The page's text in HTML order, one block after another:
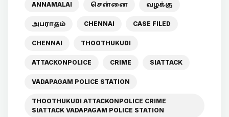
ANNAMALAI சென்னை வழக்கு
அபராதம் CHENNAI CASE FILED
CHENNAI THOOTHUKUDI
ATTACKONPOLICE CRIME SIATTACK
VADAPAGAM POLICE STATION
THOOTHUKUDI ATTACKONPOLICE CRIME
SIATTACK VADAPAGAM POLICE STATION